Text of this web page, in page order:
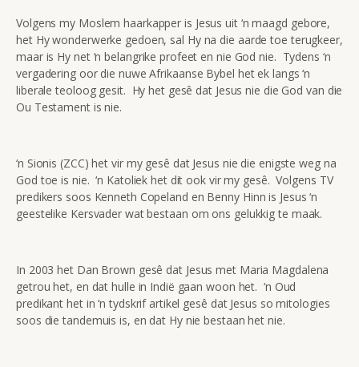
Volgens my Moslem haarkapper is Jesus uit ‘n maagd gebore,
het Hy wonderwerke gedoen, sal Hy na die aarde toe terugkeer,
maar is Hy net ‘n belangrike profeet en nie God nie. Tydens ‘n
vergadering oor die nuwe Afrikaanse Bybel het ek langs ‘n
liberale teoloog gesit. Hy het gesê dat Jesus nie die God van die
Ou Testament is nie.
‘n Sionis (ZCC) het vir my gesê dat Jesus nie die enigste weg na
God toe is nie. ‘n Katoliek het dit ook vir my gesê. Volgens TV
predikers soos Kenneth Copeland en Benny Hinn is Jesus ‘n
geestelike Kersvader wat bestaan om ons gelukkig te maak.
In 2003 het Dan Brown gesê dat Jesus met Maria Magdalena
getrou het, en dat hulle in Indië gaan woon het. ‘n Oud
predikant het in ‘n tydskrif artikel gesê dat Jesus so mitologies
soos die tandemuis is, en dat Hy nie bestaan het nie.